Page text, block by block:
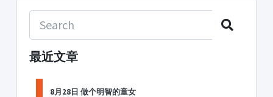
最近文章
8月28日 做个明智的童女